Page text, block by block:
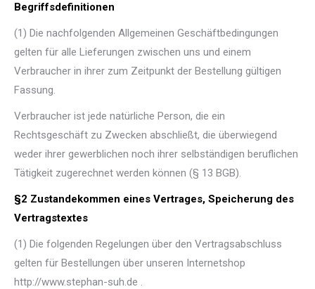
Begriffsdefinitionen
(1) Die nachfolgenden Allgemeinen Geschäftbedingungen
gelten für alle Lieferungen zwischen uns und einem
Verbraucher in ihrer zum Zeitpunkt der Bestellung gültigen
Fassung.
Verbraucher ist jede natürliche Person, die ein
Rechtsgeschäft zu Zwecken abschließt, die überwiegend
weder ihrer gewerblichen noch ihrer selbständigen beruflichen
Tätigkeit zugerechnet werden können (§ 13 BGB).
§2 Zustandekommen eines Vertrages, Speicherung des
Vertragstextes
(1) Die folgenden Regelungen über den Vertragsabschluss
gelten für Bestellungen über unseren Internetshop
http://www.stephan-suh.de .